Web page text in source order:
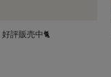
評販売中🐈